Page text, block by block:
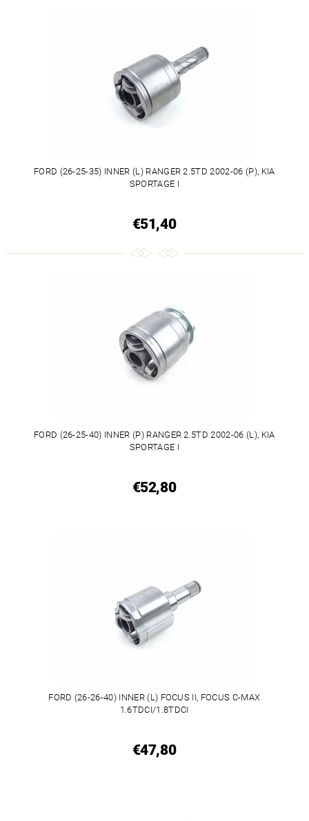
FORD (26-25-35) INNER (L) RANGER 2.5TD 2002-06 (P), KIA
SPORTAGE I
€51,40
FORD (26-25-40) INNER (P) RANGER 2.5TD 2002-06 (L), KIA
SPORTAGE I
€52,80
FORD (26-26-40) INNER (L) FOCUS II, FOCUS C-MAX
1.6TDCI/1.8TDCI
€47,80